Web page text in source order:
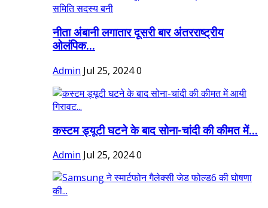
नीता अंबानी लगातार दूसरी बार अंतरराष्ट्रीय
ओलंपिक...
Admin Jul 25, 20240
कस्टम ड्यूटी घटने के बाद सोना-चांदी की कीमत में...
Admin Jul 25, 20240